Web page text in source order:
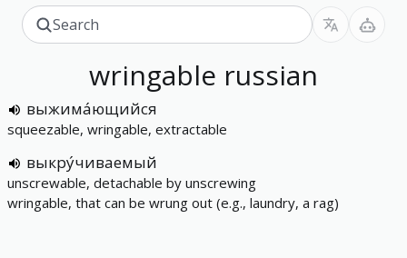
wringable russian
выжима́ющийся
squeezable, wringable, extractable
выкру́чиваемый
unscrewable, detachable by unscrewing
wringable, that can be wrung out (e.g., laundry, a rag)